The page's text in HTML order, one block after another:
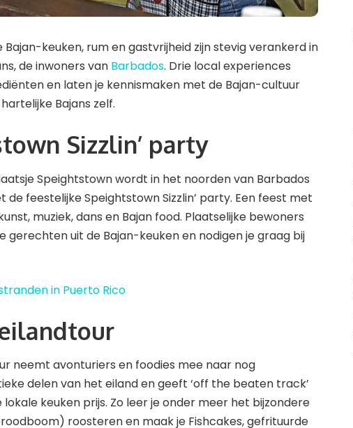
Bajan-keuken, rum en gastvrijheid zijn stevig verankerd in
de inwoners van Barbados. Drie local experiences
en laten je kennismaken met de Bajan-cultuur
Bajans zelf.
Sizzlin’ party
Speightstown wordt in het noorden van Barbados
de feestelijke Speightstown Sizzlin’ party. Een feest met
muziek, dans en Bajan food. Plaatselijke bewoners
gerechten uit de Bajan-keuken en nodigen je graag bij
in Puerto Rico
neemt avonturiers en foodies mee naar nog
delen van het eiland en geeft ‘off the beaten track’
keuken prijs. Zo leer je onder meer het bijzondere
roosteren en maak je Fishcakes, gefrituurde